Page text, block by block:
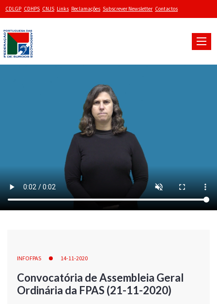
CDLGP CDHPS CNJS Links Reclamações Subscrever Newsletter Contactos
Toggle
INFOFPAS 14-11-2020
Convocatória de Assembleia Geral
Ordinária da FPAS (21-11-2020)